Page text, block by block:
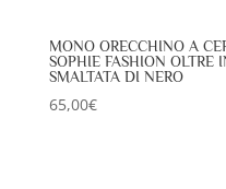
MONO ORECCHINO A
SOPHIE FASHION OLTRE
SMALTATA DI NERO
65,00€